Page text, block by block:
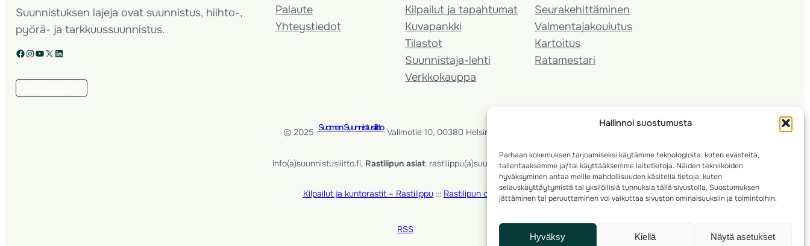
Hallinnoi suostumusta
Parhaan kokemuksen tarjoamiseksi käytämme teknologioita, kuten evästeitä,
tallentaaksemme ja/tai käyttääksemme laitetietoja. Näiden tekniikoiden
hyväksyminen antaa meille mahdollisuuden käsitellä tietoja, kuten
selauskäyttäytymistä tai yksilöllisiä tunnuksia tällä sivustolla. Suostumuksen
jättäminen tai peruuttaminen voi vaikuttaa sivuston ominaisuuksiin ja toimintoihin.
Hyväksy Kiellä Näytä asetukset
Suunnistuksen lajeja ovat suunnistus, hiihto-,
pyörä- ja tarkkuussuunnistus.
Facebook Instagram YouTube X LinkedIn
Palaute
Yhteystiedot
Kilpailut ja tapahtumat
Kuvapankki
Tilastot
Suunnistaja-lehti
Verkkokauppa
Seura­kehittäminen
Valmentaja­koulutus
Kartoitus
Ratamestari
© 2025 ·Suomen Suunnistusliitto· Valimotie 10, 00380 Helsinki, Finland
info(a)suunnistusliitto.fi, Rastilipun asiat: rastilippu(a)suunnistusliitto.fi
Kilpailut ja kuntorastit – Rastilippu::: Rastilipun ohjeet
RSS